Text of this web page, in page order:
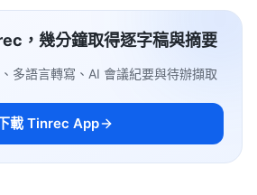
，幾分鐘取得逐字稿與摘要
多語言轉寫、AI 會議紀要與待辦擷取
載 Tinrec App